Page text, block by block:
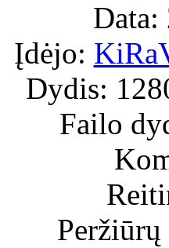
Data:
Įdėjo:
Dydis:
Failo